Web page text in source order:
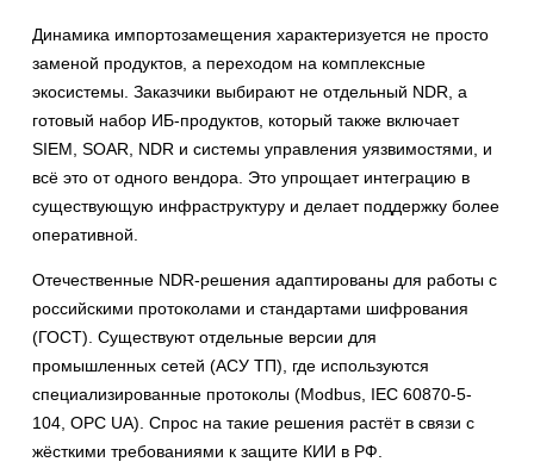
Динамика импортозамещения характеризуется не просто
заменой продуктов, а переходом на комплексные
экосистемы. Заказчики выбирают не отдельный NDR, а
готовый набор ИБ-продуктов, который также включает
SIEM, SOAR, NDR и системы управления уязвимостями, и
всё это от одного вендора. Это упрощает интеграцию в
существующую инфраструктуру и делает поддержку более
оперативной.
Отечественные NDR-решения адаптированы для работы с
российскими протоколами и стандартами шифрования
(ГОСТ). Существуют отдельные версии для
промышленных сетей (АСУ ТП), где используются
специализированные протоколы (Modbus, IEC 60870-5-
104, OPC UA). Спрос на такие решения растёт в связи с
жёсткими требованиями к защите КИИ в РФ.